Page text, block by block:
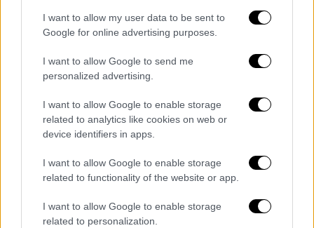
I want to allow my user data to be sent to
Google for online advertising purposes.
I want to allow Google to send me
personalized advertising.
I want to allow Google to enable storage
related to analytics like cookies on web or
device identifiers in apps.
I want to allow Google to enable storage
related to functionality of the website or app.
I want to allow Google to enable storage
related to personalization.
Μαριλένα
Νίτσα
Νέλη
Διαβάστε ακόμη
Θρήνος για τον Λιονέλ Μέσι: Πέθανε στα 68
Φωτιά στην Αττικοβοιωτία: Πώς στήθηκε η
μεγάλη επιχείρηση διάσωσης - 254 πολίτες
απομακρύνθηκαν διά θαλάσσης